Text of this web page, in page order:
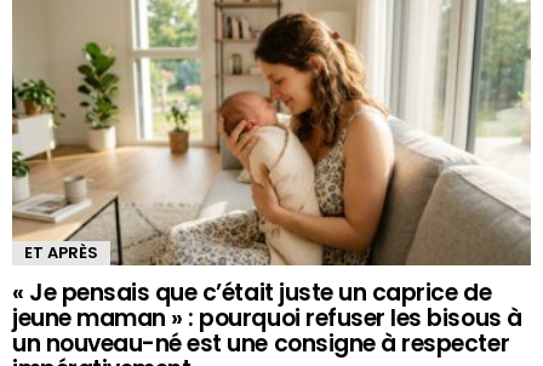
ET APRÈS
« Je pensais que c’était juste un caprice de
jeune maman » : pourquoi refuser les bisous à
un nouveau-né est une consigne à respecter